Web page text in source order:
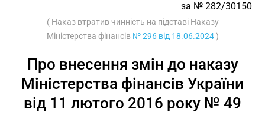
за № 282/30150
( Наказ втратив чинність на підставі Наказу
Міністерства фінансів № 296 від 18.06.2024)
Про внесення змін до наказу
Міністерства фінансів України
від 11 лютого 2016 року № 49